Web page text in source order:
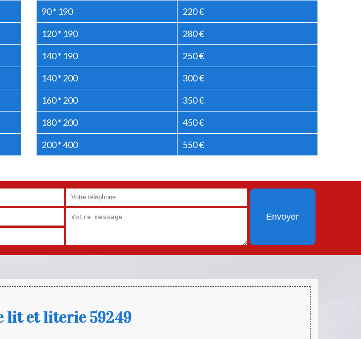
90 * 190 220 €
120 * 190 280 €
140 * 190 250 €
140 * 200 300 €
160 * 200 350 €
180 * 200 450 €
200 * 400 550 €
lit et literie 59249